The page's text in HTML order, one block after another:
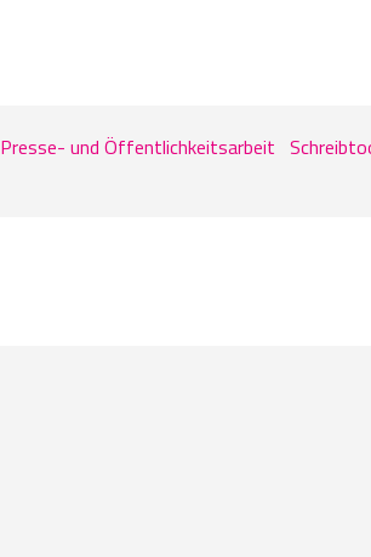
Presse- und Öffentlichkeitsarbeit